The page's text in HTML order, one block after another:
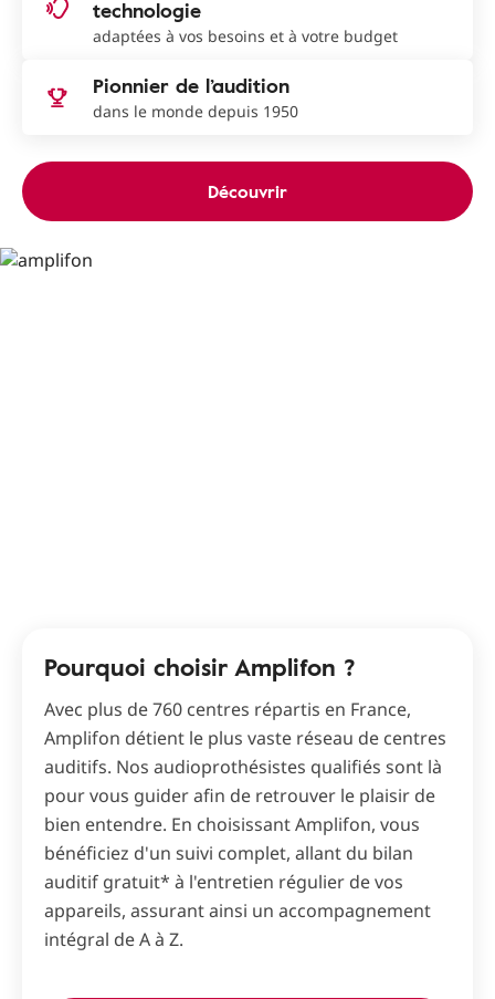
technologie
adaptées à vos besoins et à votre budget
Pionnier de l’audition
dans le monde depuis 1950
Découvrir
Pourquoi choisir Amplifon ?
Avec plus de 760 centres répartis en France,
Amplifon détient le plus vaste réseau de centres
auditifs. Nos audioprothésistes qualifiés sont là
pour vous guider afin de retrouver le plaisir de
bien entendre. En choisissant Amplifon, vous
bénéficiez d'un suivi complet, allant du bilan
auditif gratuit* à l'entretien régulier de vos
appareils, assurant ainsi un accompagnement
intégral de A à Z.